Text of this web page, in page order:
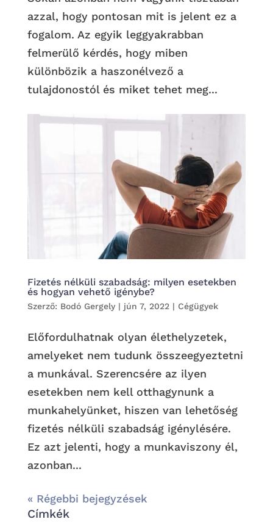
azzal, hogy pontosan mit is jelent ez a
fogalom. Az egyik leggyakrabban
felmerülő kérdés, hogy miben
különbözik a haszonélvező a
tulajdonostól és miket tehet meg...
Fizetés nélküli szabadság: milyen esetekben
és hogyan vehető igénybe?
Szerző: Bodó Gergely| jún 7, 2022| Cégügyek
Előfordulhatnak olyan élethelyzetek,
amelyeket nem tudunk összeegyeztetni
a munkával. Szerencsére az ilyen
esetekben nem kell otthagynunk a
munkahelyünket, hiszen van lehetőség
fizetés nélküli szabadság igénylésére.
Ez azt jelenti, hogy a munkaviszony él,
azonban...
« Régebbi bejegyzések
Címkék